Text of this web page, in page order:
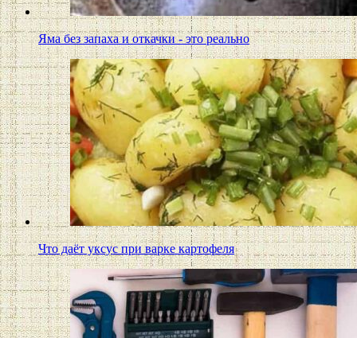
Яма без запаха и откачки - это реально
Что даёт уксус при варке картофеля